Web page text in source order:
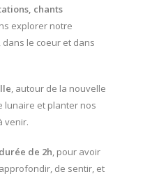
chants
explorer notre
le coeur et dans
, autour de la nouvelle
lunaire et planter nos
venir.
de 2h , pour avoir
de sentir, et